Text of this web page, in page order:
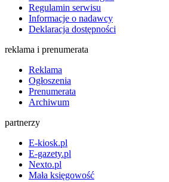
Regulamin serwisu
Informacje o nadawcy
Deklaracja dostępności
reklama i prenumerata
Reklama
Ogłoszenia
Prenumerata
Archiwum
partnerzy
E-kiosk.pl
E-gazety.pl
Nexto.pl
Mała księgowość